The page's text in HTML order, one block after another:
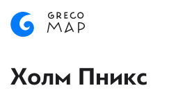
Холм Пникс